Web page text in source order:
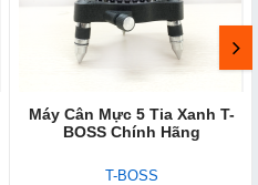
Máy Cân Mực 5 Tia Xan​h T-
BOSS Chính Hãng
T-BOSS